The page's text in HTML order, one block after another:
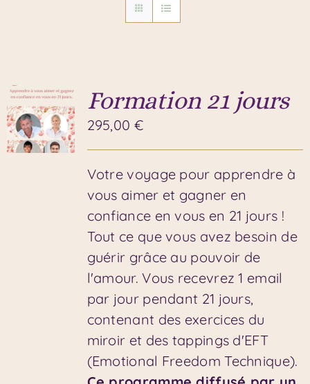
Formation 21 jours
295,00 €
Votre voyage pour apprendre à
vous aimer et gagner en
confiance en vous en 21 jours !
Tout ce que vous avez besoin de
guérir grâce au pouvoir de
l'amour. Vous recevrez 1 email
par jour pendant 21 jours,
contenant des exercices du
miroir et des tappings d'EFT
(Emotional Freedom Technique).